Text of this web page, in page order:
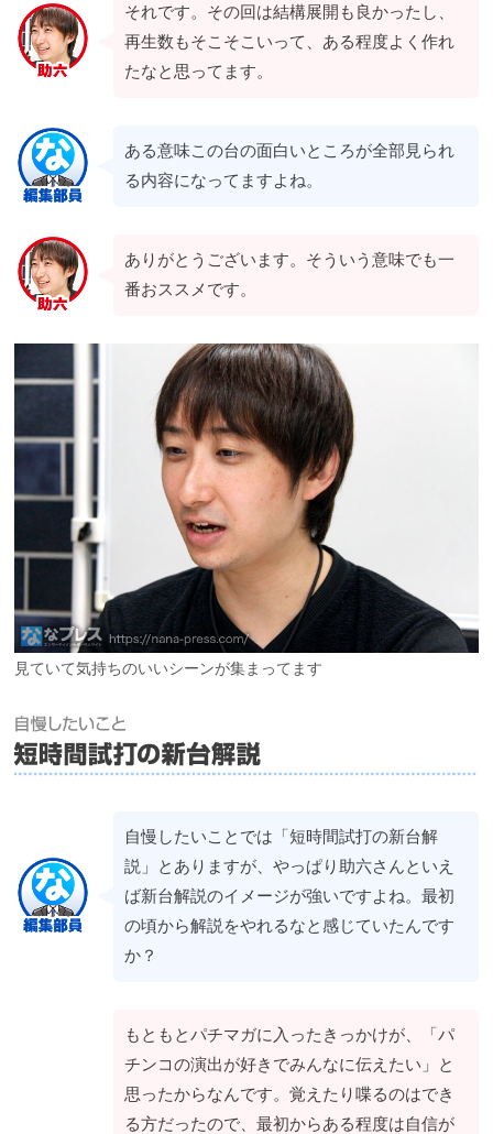
それです。その回は結構展開も良かったし、
再生数もそこそこいって、ある程度よく作れ
たなと思ってます。
ある意味この台の面白いところが全部見られ
る内容になってますよね。
ありがとうございます。そういう意味でも一
番おススメです。
見ていて気持ちのいいシーンが集まってます
自慢したいことでは「短時間試打の新台解
説」とありますが、やっぱり助六さんといえ
ば新台解説のイメージが強いですよね。最初
の頃から解説をやれるなと感じていたんです
か？
もともとパチマガに入ったきっかけが、「パ
チンコの演出が好きでみんなに伝えたい」と
思ったからなんです。覚えたり喋るのはでき
る方だったので、最初からある程度は自信が